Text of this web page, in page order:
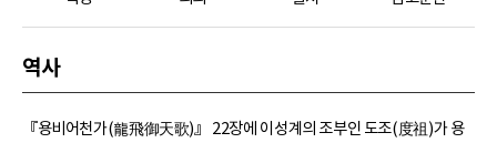
역사
『용비어천가(龍飛御天歌)』 22장에 이성계의 조부인 도조(度祖)가 용